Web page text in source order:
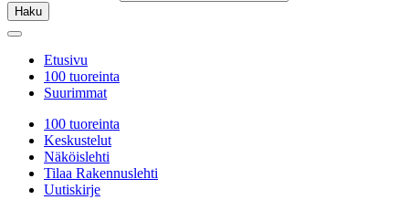
Haku
Etusivu
100 tuoreinta
Suurimmat
100 tuoreinta
Keskustelut
Näköislehti
Tilaa Rakennuslehti
Uutiskirje